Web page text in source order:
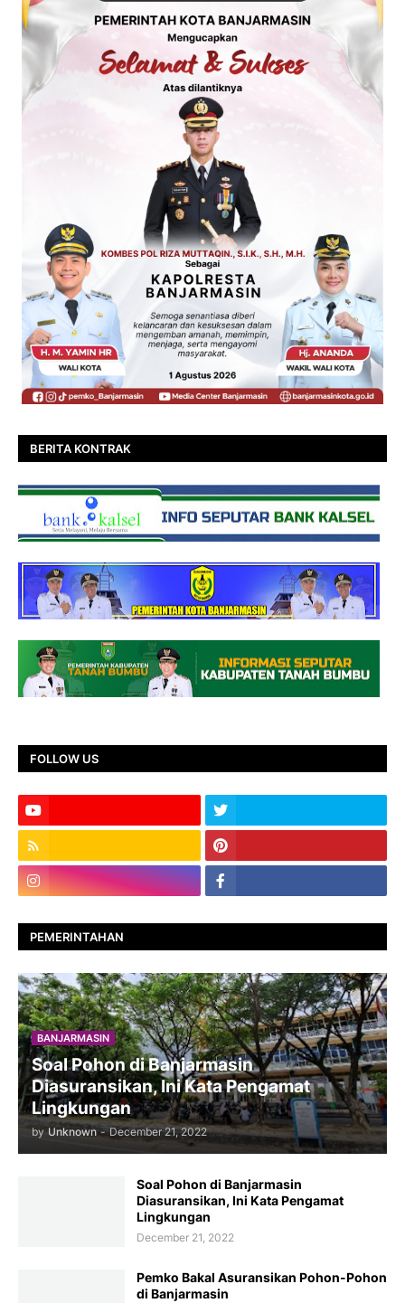
BERITA KONTRAK
FOLLOW US
PEMERINTAHAN
BANJARMASIN
Soal Pohon di Banjarmasin
Diasuransikan, Ini Kata Pengamat
Lingkungan
by Unknown - December 21, 2022
Soal Pohon di Banjarmasin
Diasuransikan, Ini Kata Pengamat
Lingkungan
December 21, 2022
Pemko Bakal Asuransikan Pohon-Pohon
di Banjarmasin